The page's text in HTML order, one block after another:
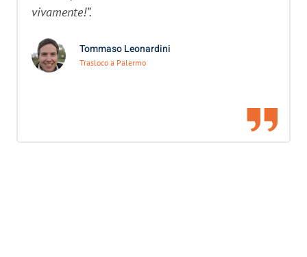
vivamente!”.
Tommaso Leonardini
Trasloco a Palermo